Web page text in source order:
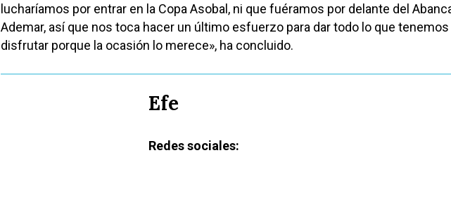
lucharíamos por entrar en la Copa Asobal, ni que fuéramos por delante del
Ademar, así que nos toca hacer un último esfuerzo para dar todo lo que tenemos
disfrutar porque la ocasión lo merece», ha concluido.
Efe
Redes sociales: